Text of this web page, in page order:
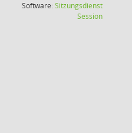
Software:Sitzungsdienst
Session(Wird in